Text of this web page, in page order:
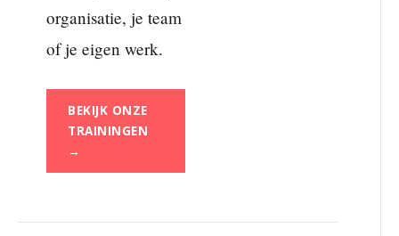
organisatie, je team
of je eigen werk.
BEKIJK ONZE
TRAININGEN
→